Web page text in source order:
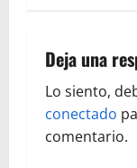
c
i
ó
Deja una
Lo siento,
conectado
comentario.